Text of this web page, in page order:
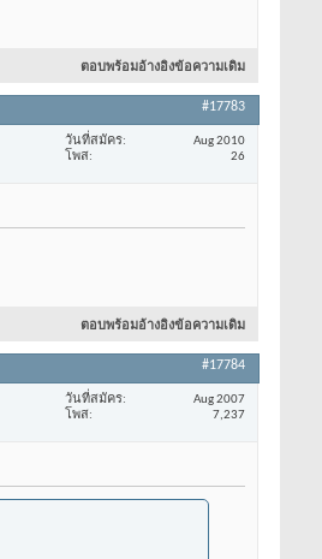
ตอบพร้อมอ้างอิงข้อความเดิม
#17783
วันที่สมัคร
Aug 2010
โพส
26
ตอบพร้อมอ้างอิงข้อความเดิม
#17784
วันที่สมัคร
Aug 2007
โพส
7,237